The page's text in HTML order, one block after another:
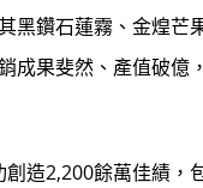
黑鑽石蓮霧、金煌芒
成果斐然、產值破億
造2,200餘萬佳績，